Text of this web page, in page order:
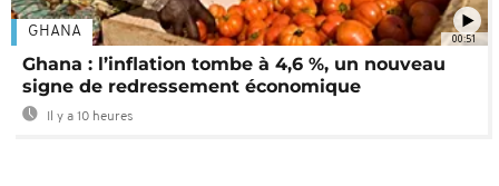
00:51
GHANA
Ghana : l’inflation tombe à 4,6 %, un nouveau
signe de redressement économique
Il y a 10 heures